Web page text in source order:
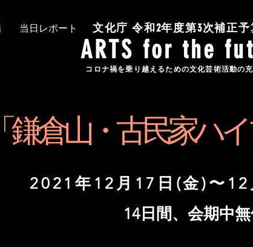
当日レポート 文化庁 令和2年度第3次補正予
ARTS for the
コロナ禍を乗り越えるための文化芸術活動の
「鎌倉山・古民家ハ
2021年12月17日(金)〜12
14日間、会期中